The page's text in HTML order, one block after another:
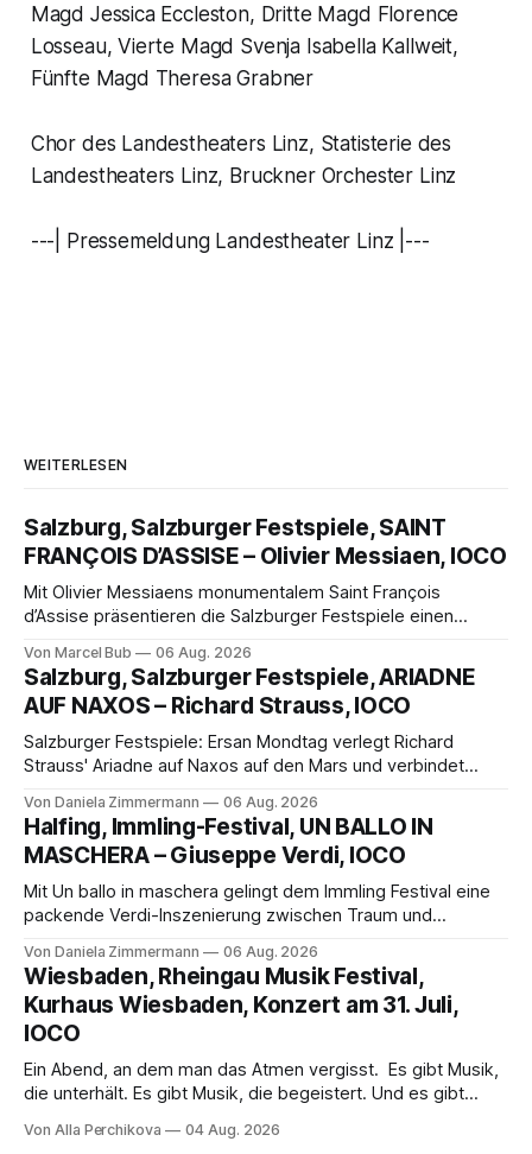
Magd Jessica Eccleston, Dritte Magd Florence
Losseau, Vierte Magd Svenja Isabella Kallweit,
Fünfte Magd Theresa Grabner
Chor des Landestheaters Linz, Statisterie des
Landestheaters Linz, Bruckner Orchester Linz
---| Pressemeldung Landestheater Linz |---
WEITERLESEN
Salzburg, Salzburger Festspiele, SAINT
FRANÇOIS D’ASSISE – Olivier Messiaen, IOCO
Mit Olivier Messiaens monumentalem Saint François
d’Assise präsentieren die Salzburger Festspiele einen
eine bildgewaltige Inszenierung, Maxime Pascal entfaltet
die komplexe Partitur eindrucksvoll, Philippe Sly berührt als
Franziskus.
Von Marcel Bub 06 Aug. 2026
Salzburg, Salzburger Festspiele, ARIADNE
AUF NAXOS – Richard Strauss, IOCO
Salzburger Festspiele: Ersan Mondtag verlegt Richard
Strauss' Ariadne auf Naxos auf den Mars und verbindet
Aufführung mit starken Solisten und den Wiener
Philharmonikern, szenisch bleibt der zweite Akt jedoch
hinter den Erwartungen zurück.
Von Daniela Zimmermann 06 Aug. 2026
Halfing, Immling-Festival, UN BALLO IN
MASCHERA – Giuseppe Verdi, IOCO
Mit Un ballo in maschera gelingt dem Immling Festival eine
packende Verdi-Inszenierung zwischen Traum und
psychologische Tiefe mit starken Bildern, getragen von
einem spielfreudigen Ensemble und einer musikalisch
überzeugenden Gesamtleistung.
Von Daniela Zimmermann 06 Aug. 2026
Wiesbaden, Rheingau Musik Festival,
Kurhaus Wiesbaden, Konzert am 31. Juli,
IOCO
Ein Abend, an dem man das Atmen vergisst. Es gibt Musik,
die unterhält. Es gibt Musik, die begeistert. Und es gibt
Genau so war der Abend im Kurhaus Wiesbaden, an dem
Von Alla Perchikova 04 Aug. 2026